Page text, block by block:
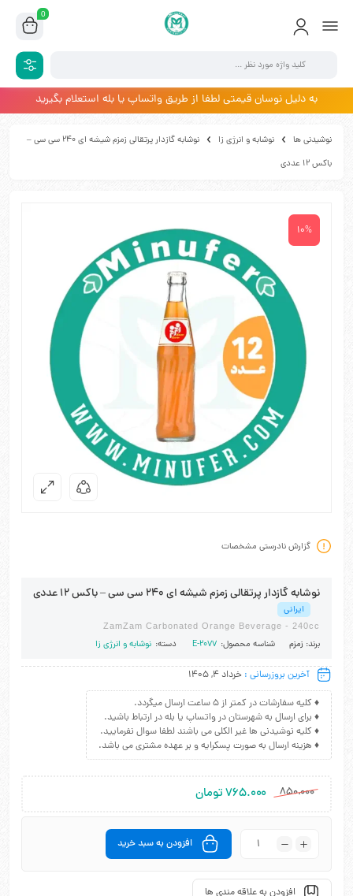
0
به دلیل نوسان قیمتی لطفا از طریق واتساپ یا بله استعلام بگیرید
نوشیدنی ها نوشابه و انرژی زا
نوشابه گازدار پرتقالی زمزم شیشه ای 240 سی سی –
باکس 12 عددی
10%
گزارش نادرستی مشخصات
نوشابه گازدار پرتقالی زمزم شیشه ای 240 سی سی – باکس 12 عددی
ایرانی
ZamZam Carbonated Orange Beverage - 240cc
برند: زمزم شناسه محصول: E-2077 دسته: نوشابه و انرژی زا
آخرین بروزرسانی : خرداد 4, 1405
♦ کلیه سفارشات در کمتر از 5 ساعت ارسال میگردد.
♦ برای ارسال به شهرستان در واتساپ یا بله در ارتباط باشید.
♦ کلیه نوشیدنی ها غیر الکلی می باشند لطفا سوال نفرمایید.
♦ هزینه ارسال به صورت پسکرایه و بر عهده مشتری می باشد.
۸۵۰.۰۰۰ ۷۶۵.۰۰۰تومان
افزودن به سبد خرید
افزودن به علاقه مندی ها